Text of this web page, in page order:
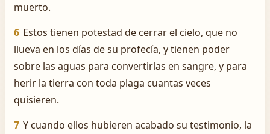
muerto.
6 Estos tienen potestad de cerrar el cielo, que no
llueva en los días de su profecía, y tienen poder
sobre las aguas para convertirlas en sangre, y para
herir la tierra con toda plaga cuantas veces
quisieren.
7 Y cuando ellos hubieren acabado su testimonio, la